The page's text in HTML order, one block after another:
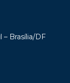
– Brasília/DF